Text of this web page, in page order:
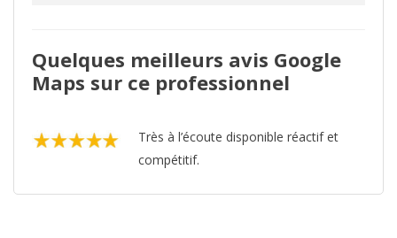
Quelques meilleurs avis Google
Maps sur ce professionnel
Très à l’écoute disponible réactif et
compétitif.